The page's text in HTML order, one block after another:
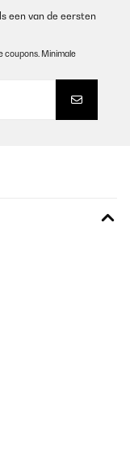
BEOORDELING
Hat
verfasst,
leise ... ich bin 3x in
läuft. Tat er. Kurz vor
alles sauber und bis
so, war ein guter
een van de eersten
coupons. Minimale